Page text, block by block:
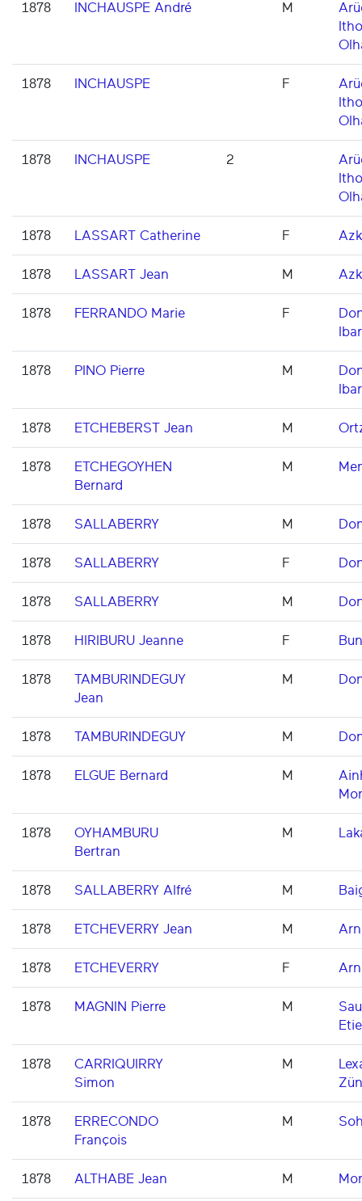
1878 INCHAUSPE André M
1878 INCHAUSPE F
1878 INCHAUSPE 2
1878 LASSART Catherine F
1878 LASSART Jean M
1878 FERRANDO Marie F
1878 PINO Pierre M
1878 ETCHEBERST Jean M
1878
ETCHEGOYHEN
Bernard
M
1878 SALLABERRY M
1878 SALLABERRY F
1878 SALLABERRY M
1878 HIRIBURU Jeanne F
1878
TAMBURINDEGUY
Jean
M
1878 TAMBURINDEGUY M
1878 ELGUE Bernard M
1878
OYHAMBURU
Bertran
M
1878 SALLABERRY Alfré M
1878 ETCHEVERRY Jean M
1878 ETCHEVERRY F
1878 MAGNIN Pierre M
1878
CARRIQUIRRY
Simon
M
1878
ERRECONDO
François
M
1878 ALTHABE Jean M